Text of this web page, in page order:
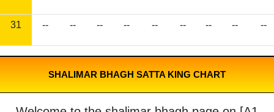
31 -- -- -- -- -- -- -- -- --
SHALIMAR BHAGH SATTA KING CHART